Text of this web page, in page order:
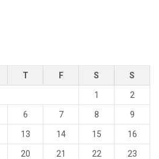
T F S S
1 2
6 7 8 9
13 14 15 16
20 21 22 23